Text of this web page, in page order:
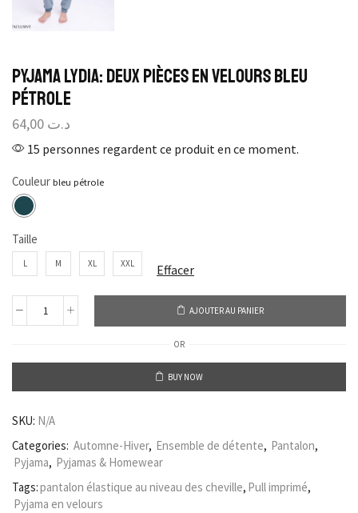
Pyjama Lydia: Deux pièces en velours bleu
pétrole
د.ت
15 personnes regardent ce produit en ce moment.
Couleur
Taille
L M XL XXL Effacer
AJOUTER AU PANIER
OR
BUY NOW
SKU: N/A
Categories: Automne-Hiver, Ensemble de détente, Pantalon,
Pyjama, Pyjamas & Homewear
Tags:pantalon élastique au niveau des cheville, Pull imprimé,
Pyjama en velours